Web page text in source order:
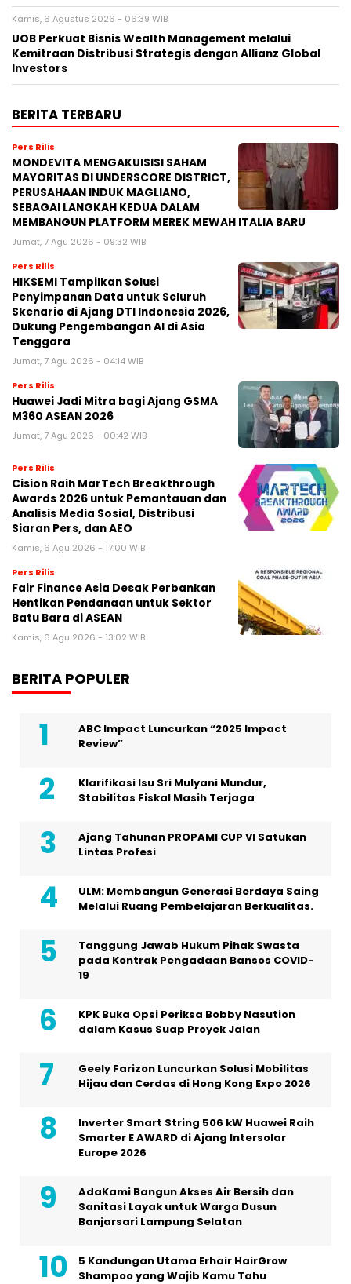
Kamis, 6 Agustus 2026 - 06:39 WIB
UOB Perkuat Bisnis Wealth Management melalui
Kemitraan Distribusi Strategis dengan Allianz Global
Investors
BERITA TERBARU
Pers Rilis
MONDEVITA MENGAKUISISI SAHAM
MAYORITAS DI UNDERSCORE DISTRICT,
PERUSAHAAN INDUK MAGLIANO,
SEBAGAI LANGKAH KEDUA DALAM
MEMBANGUN PLATFORM MEREK MEWAH ITALIA BARU
Jumat, 7 Agu 2026 - 09:32 WIB
Pers Rilis
HIKSEMI Tampilkan Solusi
Penyimpanan Data untuk Seluruh
Skenario di Ajang DTI Indonesia 2026,
Dukung Pengembangan AI di Asia
Tenggara
Jumat, 7 Agu 2026 - 04:14 WIB
Pers Rilis
Huawei Jadi Mitra bagi Ajang GSMA
M360 ASEAN 2026
Jumat, 7 Agu 2026 - 00:42 WIB
Pers Rilis
Cision Raih MarTech Breakthrough
Awards 2026 untuk Pemantauan dan
Analisis Media Sosial, Distribusi
Siaran Pers, dan AEO
Kamis, 6 Agu 2026 - 17:00 WIB
Pers Rilis
Fair Finance Asia Desak Perbankan
Hentikan Pendanaan untuk Sektor
Batu Bara di ASEAN
Kamis, 6 Agu 2026 - 13:02 WIB
BERITA POPULER
ABC Impact Luncurkan “2025 Impact
Review”
Klarifikasi Isu Sri Mulyani Mundur,
Stabilitas Fiskal Masih Terjaga
Ajang Tahunan PROPAMI CUP VI Satukan
Lintas Profesi
ULM: Membangun Generasi Berdaya Saing
Melalui Ruang Pembelajaran Berkualitas.
Tanggung Jawab Hukum Pihak Swasta
pada Kontrak Pengadaan Bansos COVID-
19
KPK Buka Opsi Periksa Bobby Nasution
dalam Kasus Suap Proyek Jalan
Geely Farizon Luncurkan Solusi Mobilitas
Hijau dan Cerdas di Hong Kong Expo 2026
Inverter Smart String 506 kW Huawei Raih
Smarter E AWARD di Ajang Intersolar
Europe 2026
AdaKami Bangun Akses Air Bersih dan
Sanitasi Layak untuk Warga Dusun
Banjarsari Lampung Selatan
5 Kandungan Utama Erhair HairGrow
Shampoo yang Wajib Kamu Tahu